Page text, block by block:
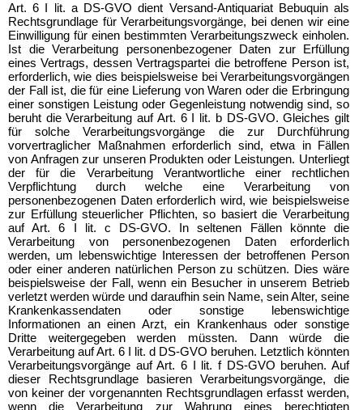
Art. 6 I lit. a DS-GVO dient Versand-Antiquariat Bebuquin als
Rechtsgrundlage für Verarbeitungsvorgänge, bei denen wir eine
Einwilligung für einen bestimmten Verarbeitungszweck einholen.
Ist die Verarbeitung personenbezogener Daten zur Erfüllung
eines Vertrags, dessen Vertragspartei die betroffene Person ist,
erforderlich, wie dies beispielsweise bei Verarbeitungsvorgängen
der Fall ist, die für eine Lieferung von Waren oder die Erbringung
einer sonstigen Leistung oder Gegenleistung notwendig sind, so
beruht die Verarbeitung auf Art. 6 I lit. b DS-GVO. Gleiches gilt
für solche Verarbeitungsvorgänge die zur Durchführung
vorvertraglicher Maßnahmen erforderlich sind, etwa in Fällen
von Anfragen zur unseren Produkten oder Leistungen. Unterliegt
der für die Verarbeitung Verantwortliche einer rechtlichen
Verpflichtung durch welche eine Verarbeitung von
personenbezogenen Daten erforderlich wird, wie beispielsweise
zur Erfüllung steuerlicher Pflichten, so basiert die Verarbeitung
auf Art. 6 I lit. c DS-GVO. In seltenen Fällen könnte die
Verarbeitung von personenbezogenen Daten erforderlich
werden, um lebenswichtige Interessen der betroffenen Person
oder einer anderen natürlichen Person zu schützen. Dies wäre
beispielsweise der Fall, wenn ein Besucher in unserem Betrieb
verletzt werden würde und daraufhin sein Name, sein Alter, seine
Krankenkassendaten oder sonstige lebenswichtige
Informationen an einen Arzt, ein Krankenhaus oder sonstige
Dritte weitergegeben werden müssten. Dann würde die
Verarbeitung auf Art. 6 I lit. d DS-GVO beruhen. Letztlich könnten
Verarbeitungsvorgänge auf Art. 6 I lit. f DS-GVO beruhen. Auf
dieser Rechtsgrundlage basieren Verarbeitungsvorgänge, die
von keiner der vorgenannten Rechtsgrundlagen erfasst werden,
wenn die Verarbeitung zur Wahrung eines berechtigten